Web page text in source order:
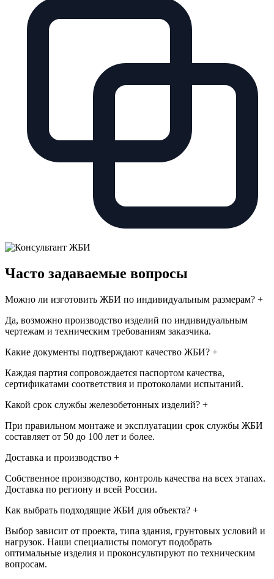
Часто задаваемые вопросы
Можно ли изготовить ЖБИ по индивидуальным размерам? +
Да, возможно производство изделий по индивидуальным
чертежам и техническим требованиям заказчика.
Какие документы подтверждают качество ЖБИ? +
Каждая партия сопровождается паспортом качества,
сертификатами соответствия и протоколами испытаний.
Какой срок службы железобетонных изделий? +
При правильном монтаже и эксплуатации срок службы ЖБИ
составляет от 50 до 100 лет и более.
Доставка и производство +
Собственное производство, контроль качества на всех этапах.
Доставка по региону и всей России.
Как выбрать подходящие ЖБИ для объекта? +
Выбор зависит от проекта, типа здания, грунтовых условий и
нагрузок. Наши специалисты помогут подобрать
оптимальные изделия и проконсультируют по техническим
вопросам.